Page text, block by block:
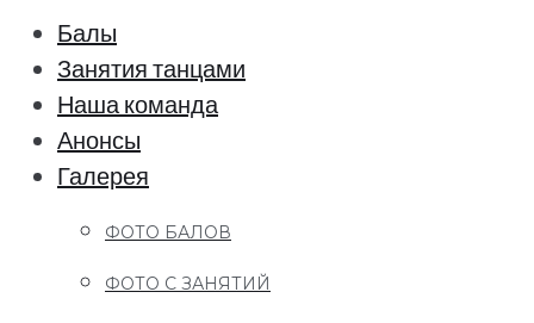
Балы
Занятия танцами
Наша команда
Анонсы
Галерея
ФОТО БАЛОВ
ФОТО С ЗАНЯТИЙ